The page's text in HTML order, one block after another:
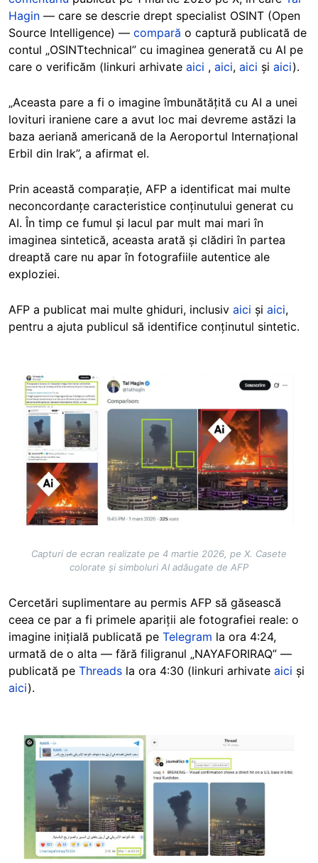
Hagin — care se descrie drept specialist OSINT (Open
Source Intelligence) — compară o captură publicată de
contul „OSINTtechnical” cu imaginea generată cu AI pe
care o verificăm (linkuri arhivate aici , aici, aici și aici).
„Aceasta pare a fi o imagine îmbunătățită cu AI a unei
lovituri iraniene care a avut loc mai devreme astăzi la
baza aeriană americană de la Aeroportul Internațional
Erbil din Irak”, a afirmat el.
Prin această comparație, AFP a identificat mai multe
neconcordanțe caracteristice conținutului generat cu
AI. În timp ce fumul și lacul par mult mai mari în
imaginea sintetică, aceasta arată și clădiri în partea
dreaptă care nu apar în fotografiile autentice ale
exploziei.
AFP a publicat mai multe ghiduri, inclusiv aici și aici,
pentru a ajuta publicul să identifice conținutul sintetic.
Image
Capturi de ecran realizate pe 4 martie 2026, pe X. Casete
colorate și simboluri AI adăugate de AFP
Cercetări suplimentare au permis AFP să găsească
ceea ce par a fi primele apariții ale fotografiei reale: o
imagine inițială publicată pe Telegram la ora 4:24,
urmată de o alta — fără filigranul „NAYAFORIRAQ” —
publicată pe Threads la ora 4:30 (linkuri arhivate aici și
aici).
Image